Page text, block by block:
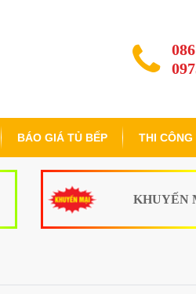
BÁO GIÁ TỦ BẾP THI
KHUYẾN